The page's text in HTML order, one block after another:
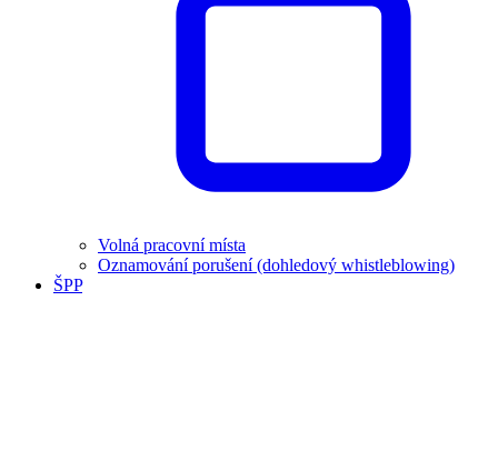
Volná pracovní místa
Oznamování porušení (dohledový whistleblowing)
ŠPP